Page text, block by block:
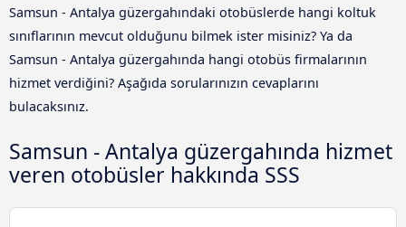
Samsun - Antalya güzergahındaki otobüslerde hangi koltuk
sınıflarının mevcut olduğunu bilmek ister misiniz? Ya da
Samsun - Antalya güzergahında hangi otobüs firmalarının
hizmet verdiğini? Aşağıda sorularınızın cevaplarını
bulacaksınız.
Samsun - Antalya güzergahında hizmet
veren otobüsler hakkında SSS